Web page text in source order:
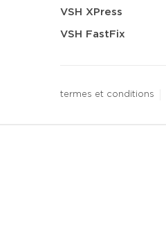
VSH XPress
VSH FastFix
termes et conditions